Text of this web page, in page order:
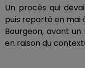
Un procès qui
puis reporté en mai
Bourgeon, avant
en raison du